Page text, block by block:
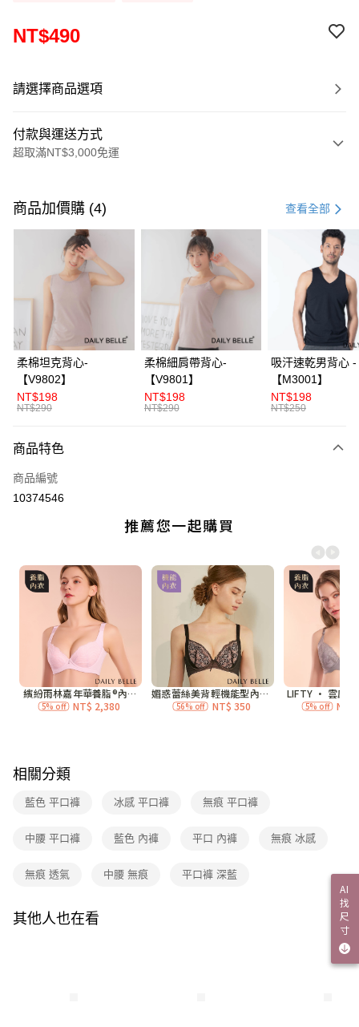
NT$490
請選擇商品選項
付款與運送方式
超取滿NT$3,000免運
信用卡一次付款
信用卡分期付款
3 期 0 利率 每期 21家銀行
合作金庫商業銀行
第一商業銀行
華南商業銀行
上海商業儲蓄銀行
台北富邦商業銀行
國泰世華商業銀行
兆豐國際商業銀行
臺灣中小企業銀行
台中商業銀行
匯豐（台灣）商業銀行
華泰商業銀行
聯邦商業銀行
元大商業銀行
台灣樂天信用卡公司
超商取貨付款
LINE Pay
Apple Pay
街口支付
ATM付款
運送方式
全家付款取貨
每筆NT$70，滿NT$3,000(含以上)免運費
7-11付款取貨
每筆NT$70，滿NT$3,000(含以上)免運費
付款後7-11取貨
每筆NT$70，滿NT$3,000(含以上)免運費
宅配
每筆NT$120，滿NT$3,000(含以上)免運費
海外
商品加價購 (4) 查看全部
柔棉坦克背心-
【V9802】
NT$198
NT$290
柔棉細肩帶背心-
【V9801】
NT$198
NT$290
吸汗速乾男背心 -
【M3001】
NT$198
NT$250
商品特色
商品編號
10374546
相關分類
藍色 平口褲 冰感 平口褲 無痕 平口褲
中腰 平口褲 藍色 內褲 平口 內褲 無痕 冰感
無痕 透氣 中腰 無痕 平口褲 深藍
其他人也在看
AI
找
尺
寸